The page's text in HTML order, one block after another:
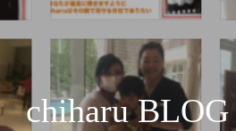
chiharu BLOG